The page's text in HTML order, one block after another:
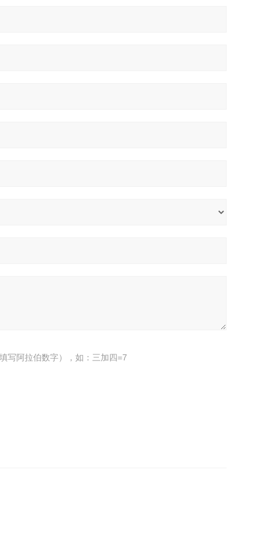
写阿拉伯数字），如：三加四=7